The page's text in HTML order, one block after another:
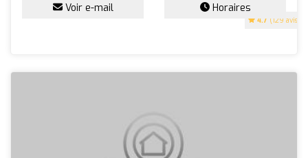
4.7 (129 avis)
Voir e-mail Horaires